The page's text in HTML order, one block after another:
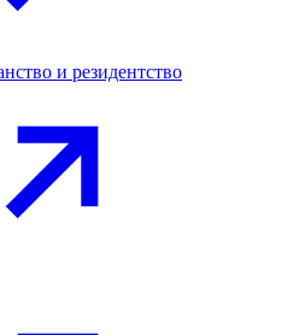
и резидентство